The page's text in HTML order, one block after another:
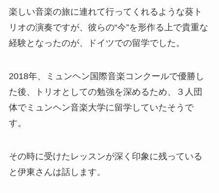
楽しい音楽の旅に連れて行ってくれるような葵ト
リオの演奏ですが、彼らの“今”を形作る上で貴重な
経験となったのが、ドイツでの留学でした。
2018年、ミュンヘン国際音楽コンクールで優勝し
た後、トリオとしての勉強を深めるため、３人団
体でミュンヘン音楽大学に留学していたそうで
す。
その時に受けたレッスンが深く印象に残っている
と伊東さんは話します。